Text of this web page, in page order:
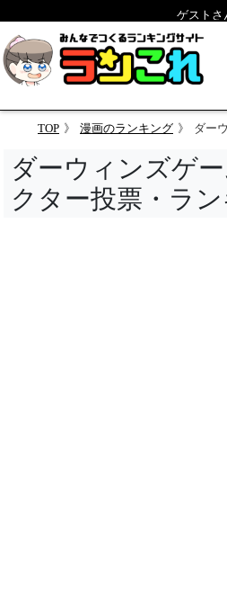
ゲストさ
TOP 漫画のランキング ダーウィン
ダーウィンズゲ
クター投票・ラ